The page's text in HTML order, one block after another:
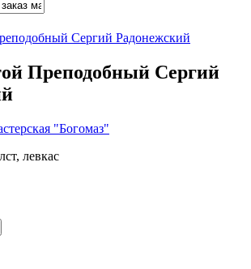
Преподобный Сергий
"Богомаз"
левкас